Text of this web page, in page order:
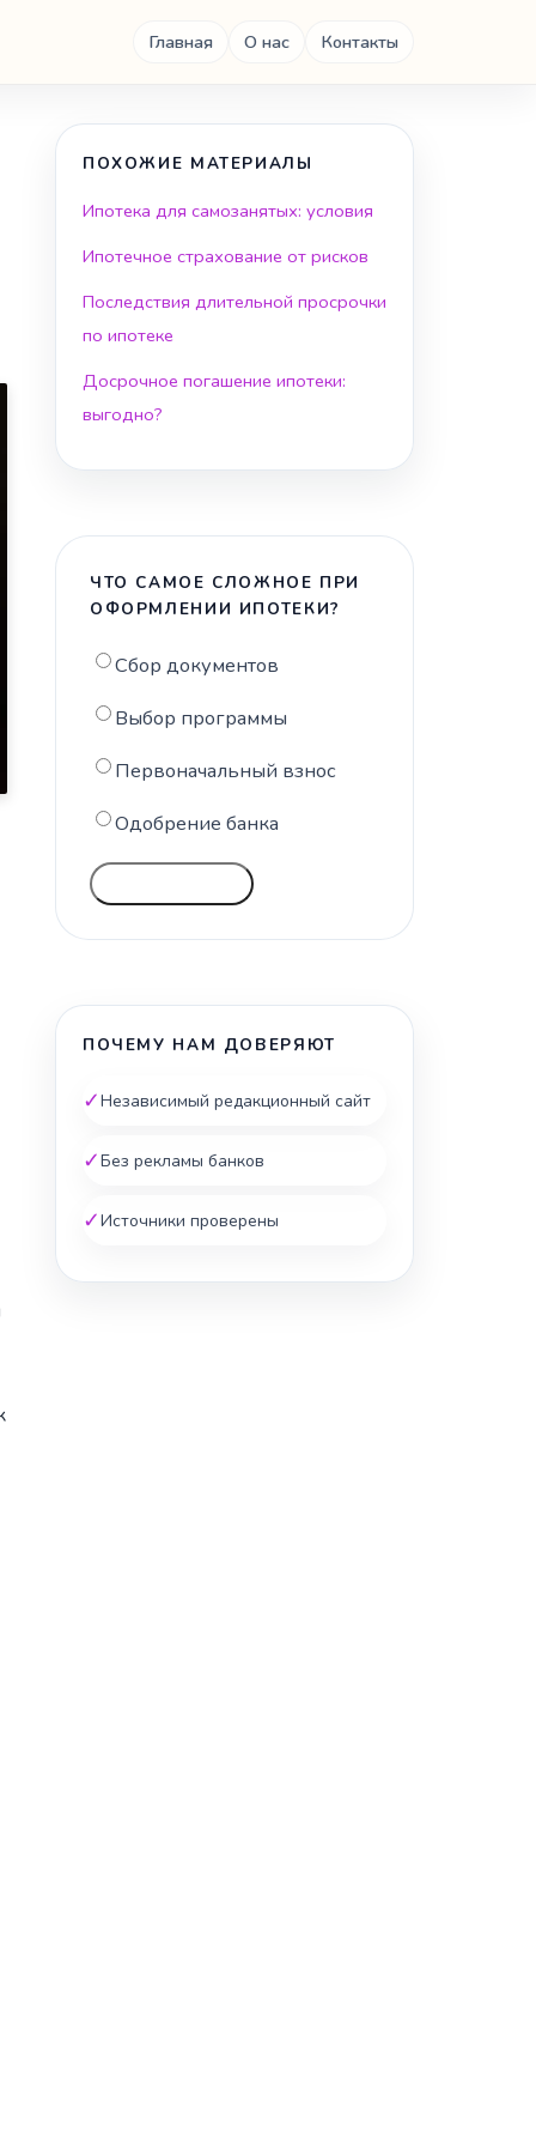
Главная О нас Контакты
ПОХОЖИЕ МАТЕРИАЛЫ
Ипотека для самозанятых: условия
Ипотечное страхование от рисков
Последствия длительной просрочки
по ипотеке
Досрочное погашение ипотеки:
выгодно?
ЧТО САМОЕ СЛОЖНОЕ ПРИ
ОФОРМЛЕНИИ ИПОТЕКИ?
Сбор документов
Выбор программы
Первоначальный взнос
Одобрение банка
ПОЧЕМУ НАМ ДОВЕРЯЮТ
✓Независимый редакционный сайт
✓Без рекламы банков
✓Источники проверены